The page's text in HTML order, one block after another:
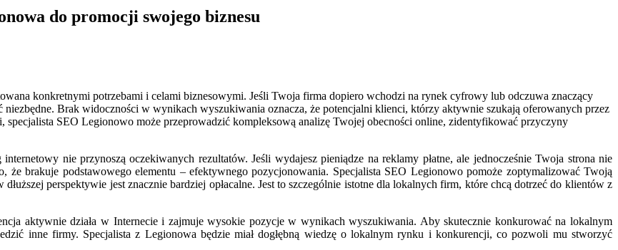
do promocji swojego biznesu
konkretnymi potrzebami i celami biznesowymi. Jeśli Twoja firma dopiero wchodzi na rynek cyfrowy lub odczuwa znaczący
niezbędne. Brak widoczności w wynikach wyszukiwania oznacza, że potencjalni klienci, którzy aktywnie szukają oferowanych przez
SEO Legionowo może przeprowadzić kompleksową analizę Twojej obecności online, zidentyfikować przyczyny
nie przynoszą oczekiwanych rezultatów. Jeśli wydajesz pieniądze na reklamy płatne, ale jednocześnie Twoja strona nie
brakuje podstawowego elementu – efektywnego pozycjonowania. Specjalista SEO Legionowo pomoże zoptymalizować Twoją
perspektywie jest znacznie bardziej opłacalne. Jest to szczególnie istotne dla lokalnych firm, które chcą dotrzeć do klientów z
aktywnie działa w Internecie i zajmuje wysokie pozycje w wynikach wyszukiwania. Aby skutecznie konkurować na lokalnym
inne firmy. Specjalista z Legionowa będzie miał dogłębną wiedzę o lokalnym rynku i konkurencji, co pozwoli mu stworzyć